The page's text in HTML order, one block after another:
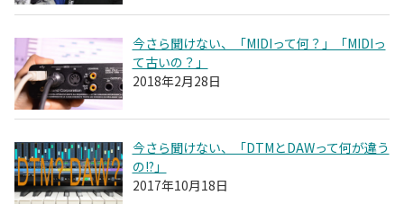
今さら聞けない、「MIDIって何？」「MIDIっ
て古いの？」
2018年2月28日
今さら聞けない、「DTMとDAWって何が違う
の!?」
2017年10月18日